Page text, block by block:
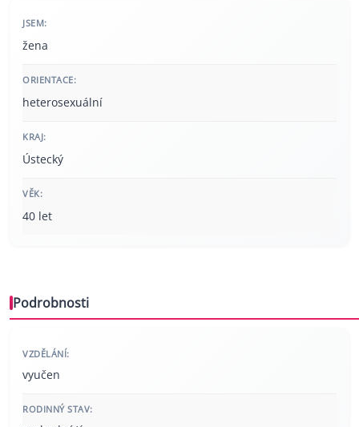
JSEM:
žena
ORIENTACE:
heterosexuální
KRAJ:
Ústecký
VĚK:
40 let
Podrobnosti
VZDĚLÁNÍ:
vyučen
RODINNÝ STAV: